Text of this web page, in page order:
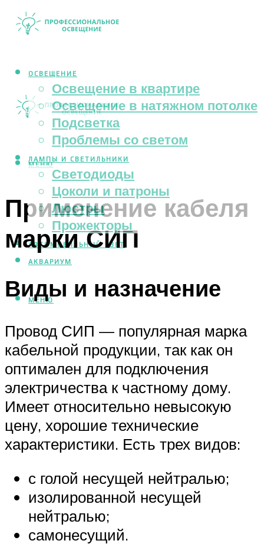
ОСВЕЩЕНИЕ
Освещение в квартире
Освещение в натяжном потолке
Подсветка
Проблемы со светом
ЛАМПЫ И СВЕТИЛЬНИКИ
Светодиоды
Цоколи и патроны
Люстры
Прожекторы
АВТОМОБИЛЬНЫЙ СВЕТ
АКВАРИУМ
МЕНЮ
МЕНЮ
Применение кабеля
марки СИП
Виды и назначение
Провод СИП — популярная марка
кабельной продукции, так как он
оптимален для подключения
электричества к частному дому.
Имеет относительно невысокую
цену, хорошие технические
характеристики. Есть трех видов:
с голой несущей нейтралью;
изолированной несущей
нейтралью;
самонесущий.